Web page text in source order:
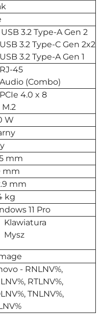
3.2 Type-A Gen 2
3.2 Type-C Gen 2x2
3.2 Type-A Gen 1
45
(Combo)
4.0 x 8
W
mm
mm
mm
kg
11 Pro
Klawiatura
Mysz
- RNLNV%,
RTLNV%,
TNLNV%,